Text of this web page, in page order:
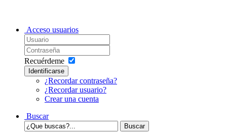
Acceso usuarios
Recuérdeme
Identificarse
¿Recordar contraseña?
¿Recordar usuario?
Crear una cuenta
Buscar